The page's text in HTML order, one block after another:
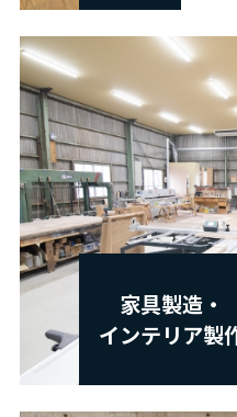
家具製造・
インテリア製